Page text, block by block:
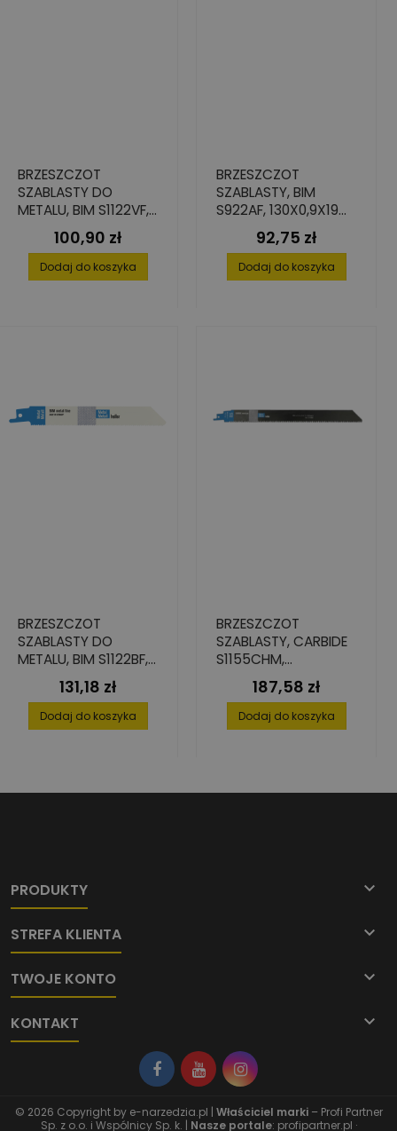
BRZESZCZOT
SZABLASTY DO
METALU, BIM S1122VF,
205X0,9X19 (5 SZT.)
Cena
100,90 zł
Dodaj do koszyka
BRZESZCZOT
SZABLASTY, BIM
S922AF, 130X0,9X19
(5 SZT.)Cena
92,75 zł
Dodaj do koszyka
BRZESZCZOT
SZABLASTY DO
METALU, BIM S1122BF,
180X0,9X19 (5 SZT.)
Cena
131,18 zł
Dodaj do koszyka
BRZESZCZOT
SZABLASTY, CARBIDE
S1155CHM,
205X1,5X25 (1 SZT.)
Cena
187,58 zł
Dodaj do koszyka
PRODUKTY 
STREFA KLIENTA 
TWOJE KONTO 
KONTAKT 
© 2026 Copyright by e-narzedzia.pl | Właściciel marki– Profi Partner
Sp. z o.o. i Wspólnicy Sp. k. | Nasze portale: profipartner.pl ·